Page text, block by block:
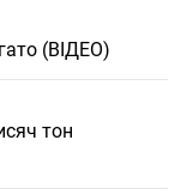
(ВІДЕО)
тон